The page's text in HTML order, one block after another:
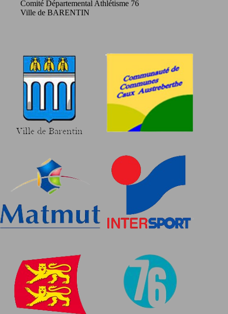
Comité Départemental Athlétisme 76
Ville de BARENTIN